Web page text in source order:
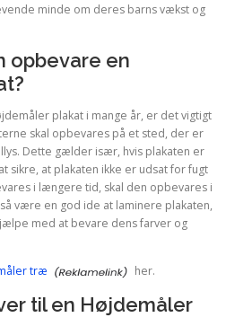
minde om deres barns vækst og
opbevare en
plakat i mange år, er det vigtigt
skal opbevares på et sted, der er
Dette gælder især, hvis plakaten er
sikre, at plakaten ikke er udsat for fugt
i længere tid, skal den opbevares i
være en god ide at laminere plakaten,
med at bevare dens farver og
træ her.
til en Højdemåler